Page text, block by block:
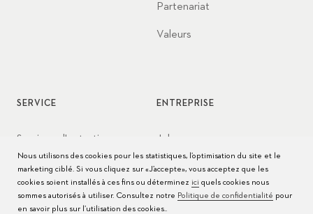
Partenariat
Valeurs
SERVICE
Services d'entretien
Conseils d’entretien
Modes d'emploi
ENTREPRISE
Jobs
Presse
Contact
Nous utilisons des cookies pour les statistiques, l’optimisation du site et le
marketing ciblé. Si vous cliquez sur «J’accepte», vous acceptez que les
cookies soient installés à ces fins ou déterminez ici quels cookies nous
sommes autorisés à utiliser. Consultez notre Politique de confidentialité pour
en savoir plus sur l’utilisation des cookies..